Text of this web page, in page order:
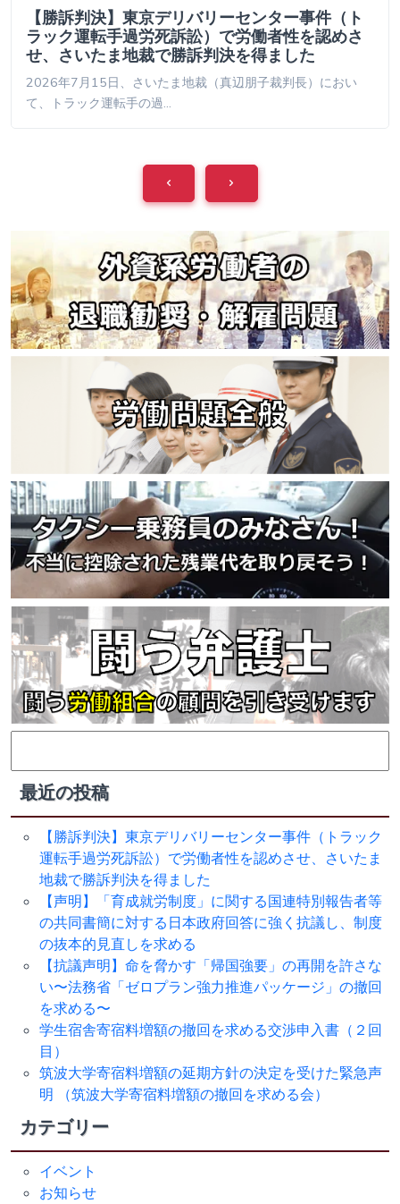
【勝訴判決】東京デリバリーセンター事件（ト
ラック運転手過労死訴訟）で労働者性を認めさ
せ、さいたま地裁で勝訴判決を得ました
2026年7月15日、さいたま地裁（真辺朋子裁判長）におい
て、トラック運転手の過…
索:
最近の投稿
【勝訴判決】東京デリバリーセンター事件（トラック
運転手過労死訴訟）で労働者性を認めさせ、さいたま
地裁で勝訴判決を得ました
【声明】「育成就労制度」に関する国連特別報告者等
の共同書簡に対する日本政府回答に強く抗議し、制度
の抜本的見直しを求める
【抗議声明】命を脅かす「帰国強要」の再開を許さな
い〜法務省「ゼロプラン強力推進パッケージ」の撤回
を求める〜
学生宿舎寄宿料増額の撤回を求める交渉申入書（２回
目）
筑波大学寄宿料増額の延期方針の決定を受けた緊急声
明 （筑波大学寄宿料増額の撤回を求める会）
カテゴリー
イベント
お知らせ